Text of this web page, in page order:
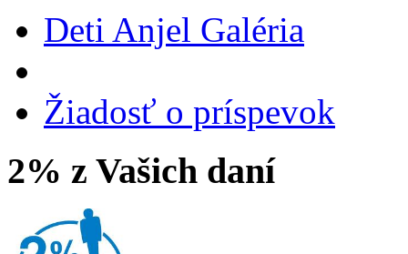
Deti Anjel Galéria
Žiadosť o príspevok
2% z Vašich daní